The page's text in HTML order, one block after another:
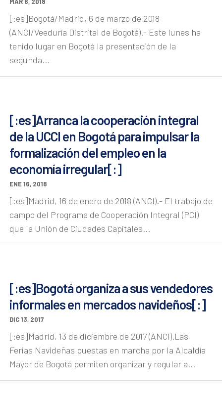
[:es]Bogotá/Madrid, 6 de marzo de 2018
(ANCI/Veeduría Distrital de Bogotá).- Este lunes ha
tenido lugar en Bogotá la presentación de la
segunda...
[:es]Arranca la cooperación integral
de la UCCI en Bogotá para impulsar la
formalización del empleo en la
economía irregular[:]
ENE 16, 2018
[:es]Madrid, 16 de enero de 2018 (ANCI).- El trabajo de
campo del Programa de Cooperación Integral (PCI)
que la Unión de Ciudades Capitales...
[:es]Bogotá organiza a sus vendedores
informales en mercados navideños[:]
DIC 13, 2017
[:es]Madrid, 13 de diciembre de 2017 (ANCI).Las
Ferias Navideñas puestas en marcha por la Alcaldía
Mayor de Bogotá permiten organizar y regular a...